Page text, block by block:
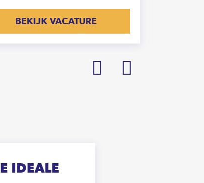
BEKIJK VACATURE
IDEALE